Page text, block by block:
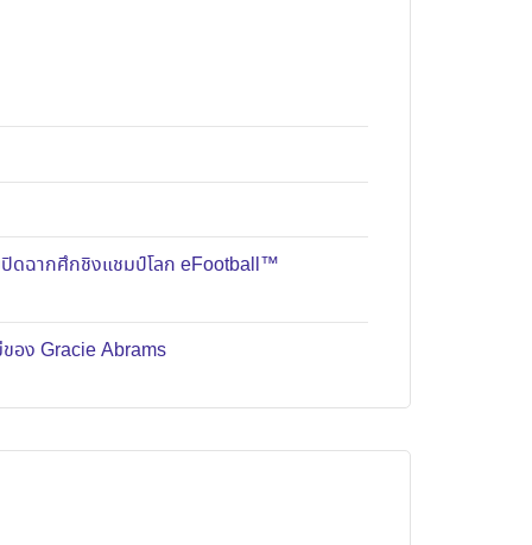
ปิดฉากศึกชิงแชมป์โลก eFootball™
อง Gracie Abrams